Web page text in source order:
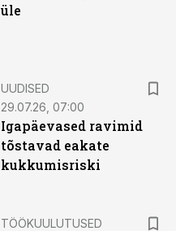
üle
UUDISED
29.07.26, 07:00
Igapäevased ravimid
tõstavad eakate
kukkumisriski
TÖÖKUULUTUSED